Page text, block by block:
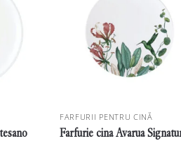
FARFURII PENTRU CINĂ
Farfurie cina Avarua